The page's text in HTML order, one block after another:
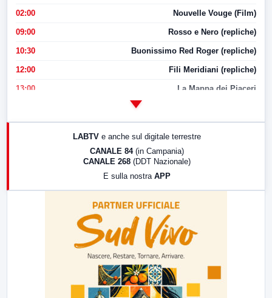
02:00 Nouvelle Vouge (Film)
09:00 Rosso e Nero (repliche)
10:30 Buonissimo Red Roger (repliche)
12:00 Fili Meridiani (repliche)
13:00 La Mappa dei Piaceri
LABTV e anche sul digitale terrestre
CANALE 84 (in Campania)
CANALE 268 (DDT Nazionale)
E sulla nostra APP